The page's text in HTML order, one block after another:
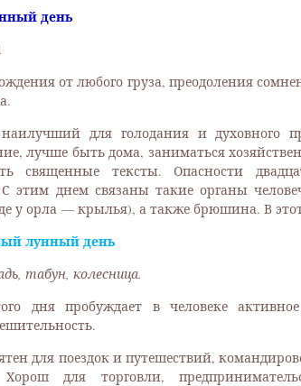
день
от любого груза, преодоления
для голодания и духовного
лучше быть дома, заниматься
священные тексты. Опасности
С этим днем связаны такие органы
у орла — крылья), а также брюшина. В
лунный день
табун, колесница.
дня пробуждает в человеке
для поездок и путешествий,
Хорош для торговли,